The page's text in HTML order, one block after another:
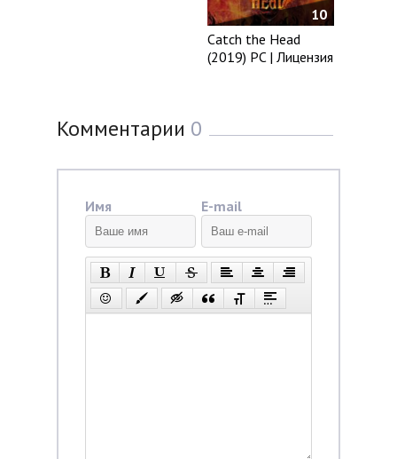
10
Catch the Head
(2019) PC | Лицензия
Комментарии 0
Имя E-mail